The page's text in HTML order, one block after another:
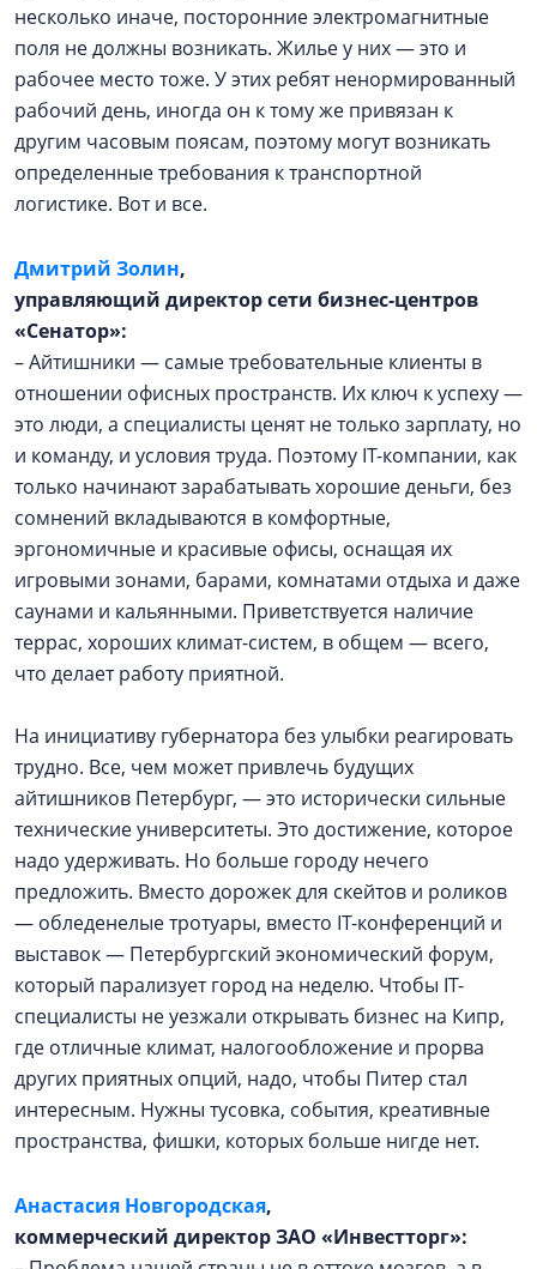
несколько иначе, посторонние электромагнитные
поля не должны возникать. Жилье у них — это и
рабочее место тоже. У этих ребят ненормированный
рабочий день, иногда он к тому же привязан к
другим часовым поясам, поэтому могут возникать
определенные требования к транспортной
логистике. Вот и все.
Дмитрий Золин,
управляющий директор сети бизнес-центров
«Сенатор»:
– Айтишники — самые требовательные клиенты в
отношении офисных пространств. Их ключ к успеху —
это люди, а специалисты ценят не только зарплату, но
и команду, и условия труда. Поэтому IT-компании, как
только начинают зарабатывать хорошие деньги, без
сомнений вкладываются в комфортные,
эргономичные и красивые офисы, оснащая их
игровыми зонами, барами, комнатами отдыха и даже
саунами и кальянными. Приветствуется наличие
террас, хороших климат-систем, в общем — всего,
что делает работу приятной.
На инициативу губернатора без улыбки реагировать
трудно. Все, чем может привлечь будущих
айтишников Петербург, — это исторически сильные
технические университеты. Это достижение, которое
надо удерживать. Но больше городу нечего
предложить. Вместо дорожек для скейтов и роликов
— обледенелые тротуары, вместо IT-конференций и
выставок — Петербургский экономический форум,
который парализует город на неделю. Чтобы IT-
специалисты не уезжали открывать бизнес на Кипр,
где отличные климат, налогообложение и прорва
других приятных опций, надо, чтобы Питер стал
интересным. Нужны тусовка, события, креативные
пространства, фишки, которых больше нигде нет.
Анастасия Новгородская,
коммерческий директор ЗАО «Инвестторг»: